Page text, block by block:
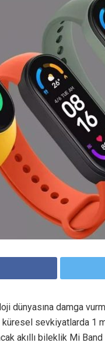
dünyasına damga
sevkiyatlarda 1
akıllı bileklik Mi